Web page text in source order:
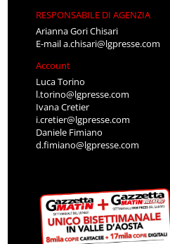
RESPONSABILE DI AGENZIA
Arianna Gori Chisari
E-maila.chisari@lgpresse.com
Account
Luca Torino
l.torino@lgpresse.com
Ivana Cretier
i.cretier@lgpresse.com
Daniele Fimiano
d.fimiano@lgpresse.com